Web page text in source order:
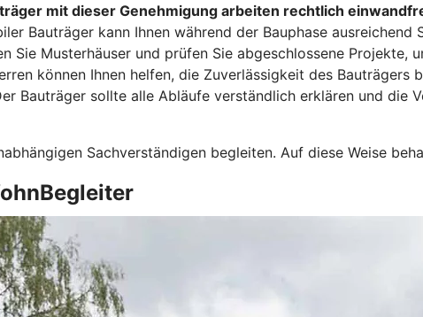
mit dieser Genehmigung arbeiten rechtlich
Bauträger kann Ihnen während der Bauphase ausreichend
Sie Musterhäuser und prüfen Sie abgeschlossene
können Ihnen helfen, die Zuverlässigkeit des Bauträgers
Bauträger sollte alle Abläufe verständlich erklären und die
Sachverständigen begleiten. Auf diese Weise